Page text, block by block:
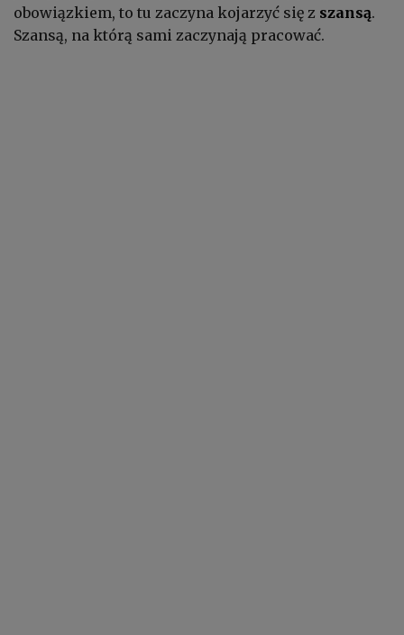
obowiązkiem, to tu zaczyna kojarzyć się z szansą.
Szansą, na którą sami zaczynają pracować.